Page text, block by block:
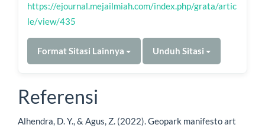
https://ejournal.mejailmiah.com/index.php/grata/artic
le/view/435
Format Sitasi Lainnya Unduh Sitasi
Referensi
Alhendra, D. Y., & Agus, Z. (2022). Geopark manifesto art